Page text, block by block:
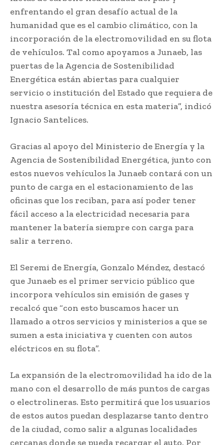
enfrentando el gran desafío actual de la
humanidad que es el cambio climático, con la
incorporación de la electromovilidad en su flota
de vehículos. Tal como apoyamos a Junaeb, las
puertas de la Agencia de Sostenibilidad
Energética están abiertas para cualquier
servicio o institución del Estado que requiera de
nuestra asesoría técnica en esta materia”, indicó
Ignacio Santelices.
Gracias al apoyo del Ministerio de Energía y la
Agencia de Sostenibilidad Energética, junto con
estos nuevos vehículos la Junaeb contará con un
punto de carga en el estacionamiento de las
oficinas que los reciban, para así poder tener
fácil acceso a la electricidad necesaria para
mantener la batería siempre con carga para
salir a terreno.
El Seremi de Energía, Gonzalo Méndez, destacó
que Junaeb es el primer servicio público que
incorpora vehículos sin emisión de gases y
recalcó que “con esto buscamos hacer un
llamado a otros servicios y ministerios a que se
sumen a esta iniciativa y cuenten con autos
eléctricos en su flota”.
La expansión de la electromovilidad ha ido de la
mano con el desarrollo de más puntos de cargas
o electrolineras. Esto permitirá que los usuarios
de estos autos puedan desplazarse tanto dentro
de la ciudad, como salir a algunas localidades
cercanas donde se pueda recargar el auto. Por